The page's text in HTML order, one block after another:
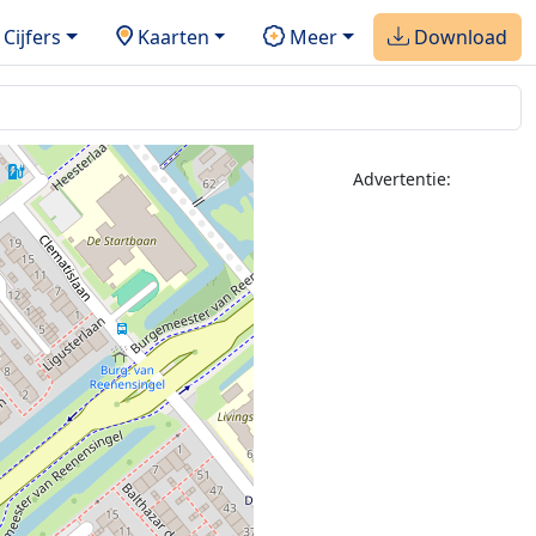
Cijfers Kaarten Meer Download
Advertentie: